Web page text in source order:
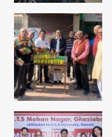
3
4